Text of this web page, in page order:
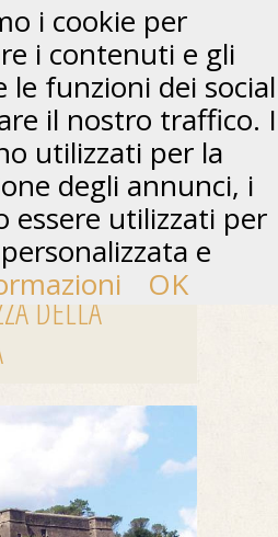
DELLA
i cookie per
i contenuti e gli
funzioni dei social
il nostro traffico. I
utilizzati per la
degli annunci, i
essere utilizzati per
e
OK